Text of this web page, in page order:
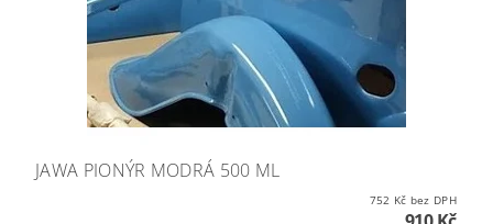
JAWA PIONÝR MODRÁ 500 ML
752 Kč bez DPH